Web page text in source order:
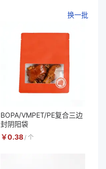
换一批
BOPA/VMPET/PE复合三边
封阴阳袋
￥0.38 / 个